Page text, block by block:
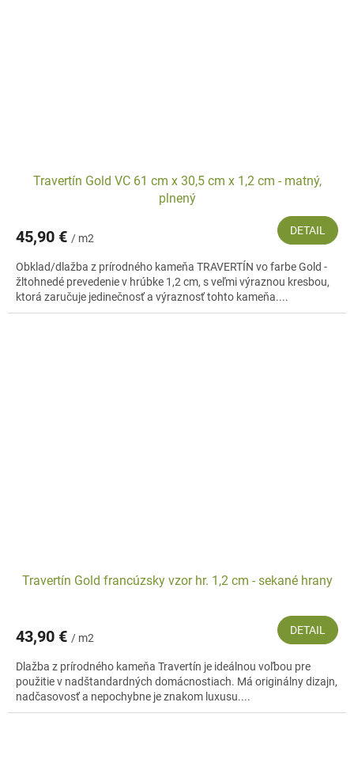
Travertín Gold VC 61 cm x 30,5 cm x 1,2 cm - matný,
plnený
45,90 € / m2
DETAIL
Obklad/dlažba z prírodného kameňa TRAVERTÍN vo farbe Gold -
žltohnedé prevedenie v hrúbke 1,2 cm, s veľmi výraznou kresbou,
ktorá zaručuje jedinečnosť a výraznosť tohto kameňa....
Travertín Gold francúzsky vzor hr. 1,2 cm - sekané hrany
43,90 € / m2
DETAIL
Dlažba z prírodného kameňa Travertín je ideálnou voľbou pre
použitie v nadštandardných domácnostiach. Má originálny dizajn,
nadčasovosť a nepochybne je znakom luxusu....